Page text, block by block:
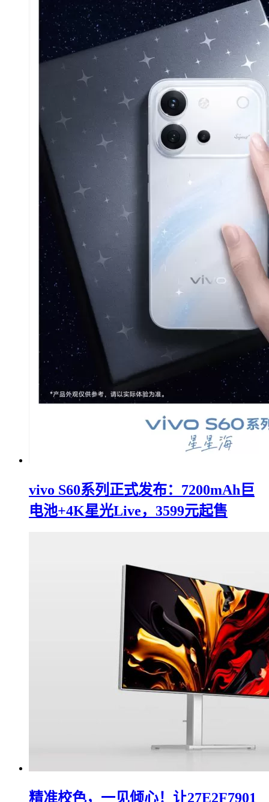
vivo S60系列正式发布：7200mAh巨
电池+4K星光Live，3599元起售
精准校色，一见倾心！让27E2F7901